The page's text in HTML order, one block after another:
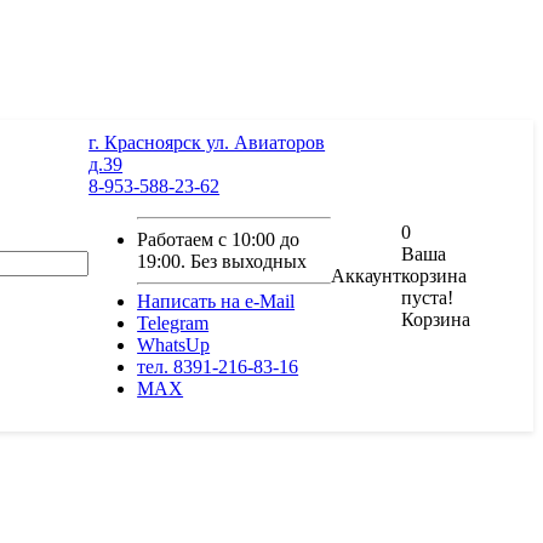
г. Красноярск ул. Авиаторов
д.39
8-953-588-23-62
Работаем с 10:00 до
19:00. Без выходных
Написать на e-Mail
Telegram
WhatsUp
тел. 8391-216-83-16
MAX
Аккаунт
0
Ваша
корзина
пуста!
Корзина